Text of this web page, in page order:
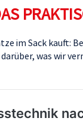
im Sack kauft:
was wir